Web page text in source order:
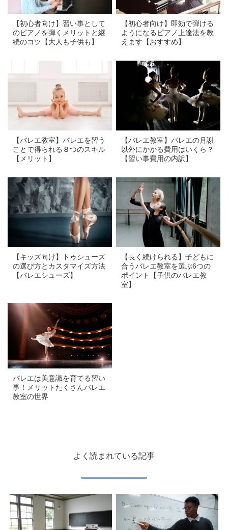
【初心者向け】習い事として
のピアノを弾くメリットと継
続のコツ【大人も子供も】
【初心者向け】即効で弾ける
ようになるピアノ上達法を教
えます【おすすめ】
【バレエ教室】バレエを習う
ことで得られる８つのスキル
【メリット】
【バレエ教室】バレエの月謝
以外にかかる費用はいくら？
【習い事費用の内訳】
【キッズ向け】トゥシューズ
の選び方とカスタマイズ方法
【バレエシューズ】
a
【長く続けられる】子どもに
合うバレエ教室を選ぶ6つの
ポイント【子供のバレエ教
室】
バレエは美意識を育てる習い
事！メリットたくさんバレエ
教室の世界
a
よく読まれている記事